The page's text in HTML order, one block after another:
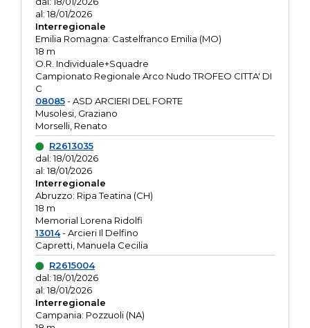
al: 18/01/2026
Interregionale
Emilia Romagna: Castelfranco Emilia (MO)
18 m
O.R. Individuale+Squadre
Campionato Regionale Arco Nudo TROFEO CITTA' DI
C
08085- ASD ARCIERI DEL FORTE
Musolesi, Graziano
Morselli, Renato
R2613035
dal: 18/01/2026
al: 18/01/2026
Interregionale
Abruzzo: Ripa Teatina (CH)
18 m
Memorial Lorena Ridolfi
13014- Arcieri Il Delfino
Capretti, Manuela Cecilia
R2615004
dal: 18/01/2026
al: 18/01/2026
Interregionale
Campania: Pozzuoli (NA)